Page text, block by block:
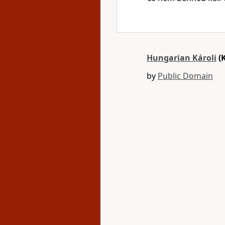
Hungarian Károli
by Public Domain